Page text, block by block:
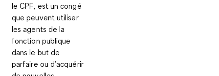
le CPF, est un congé
que peuvent utiliser
les agents de la
fonction publique
dans le but de
parfaire ou d’acquérir